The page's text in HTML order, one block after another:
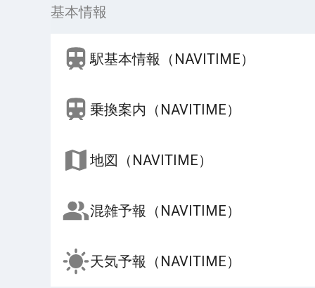
基本情報
駅基本情報（NAVITIME）
乗換案内（NAVITIME）
地図（NAVITIME）
混雑予報（NAVITIME）
天気予報（NAVITIME）